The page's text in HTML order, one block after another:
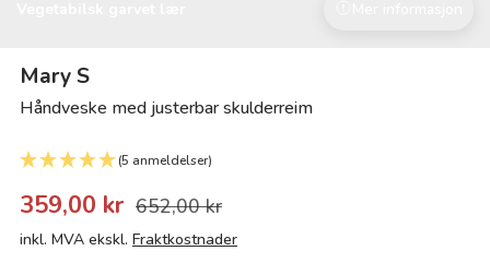
Mary S
Håndveske med justerbar skulderreim
(5 anmeldelser)
359,00 kr 652,00 kr
inkl. MVA ekskl. Fraktkostnader